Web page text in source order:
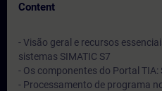
Content
- Visão geral e recursos
sistemas SIMATIC S7
- Os componentes do Portal TIA:
- Processamento de programa